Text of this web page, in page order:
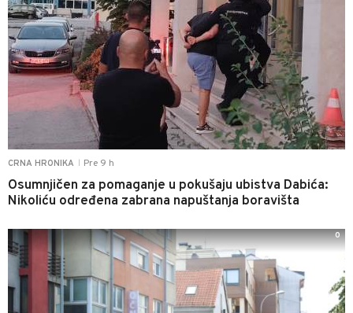
CRNA HRONIKA Pre 9 h
Osumnjičen za pomaganje u pokušaju ubistva Dabića:
Nikoliću određena zabrana napuštanja boravišta
0